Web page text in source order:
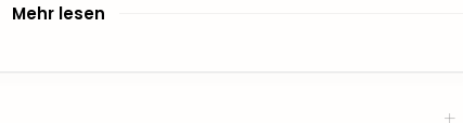
Mehr lesen